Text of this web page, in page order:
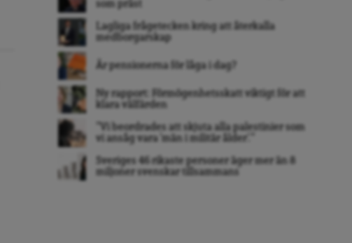
som präst
Lagliga frågetecken kring att återkalla
medborgarskap
Är pensionerna för låga i dag?
Ny rapport: Förmögenhetsskatt viktigt för att
klara välfärden
”Vi beordrades att skjuta alla palestinier som
vi ansåg vara ’män i militär ålder’. ”
Sveriges 46 rikaste personer äger mer än 8
miljoner svenskar tillsammans